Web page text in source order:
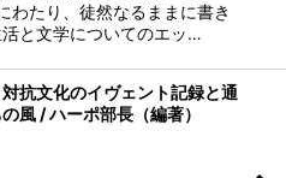
わたり、徒然なるままに書き
と文学についてのエッ…
抗文化のイヴェント記録と通
風 / ハーポ部長（編著）